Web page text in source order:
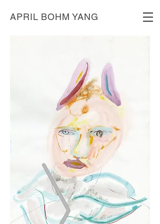
APRIL BOHM YANG